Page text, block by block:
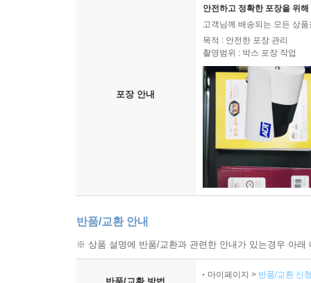
포장 안내
안전하고 정확한 포장을 위
고객님께 배송되는 모든 상
목적 : 안전한 포장 관리
촬영범위 : 박스 포장 작업
반품/교환 안내
※ 상품 설명에 반품/교환과 관련한 안내가 있는경우 아
마이페이지 > 반품/교환 신